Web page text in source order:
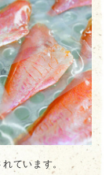
ています。